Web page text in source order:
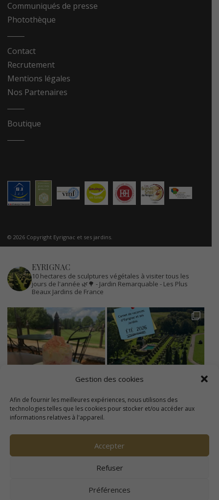
Gestion des cookies
Afin de fournir les meilleures expériences, nous utilisons des
technologies telles que les cookies pour stocker et/ou accéder aux
informations relatives à l'appareil.
Accepter
Refuser
Préférences
Communiqués de presse
Photothèque
Contact
Recrutement
Mentions légales
Nos Partenaires
Boutique
© 2026 Copyright Eyrignac et ses jardins.
EYRIGNAC
10 hectares de sculptures végétales à visiter tous les
jours de l'année 🌿🌳 - Jardin Remarquable - Les Plus
Beaux Jardins de France